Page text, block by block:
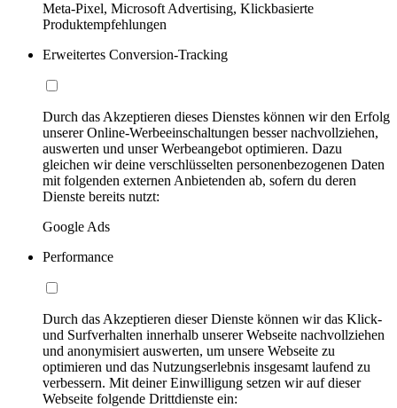
Meta-Pixel, Microsoft Advertising, Klickbasierte
Produktempfehlungen
Erweitertes Conversion-Tracking
Durch das Akzeptieren dieses Dienstes können wir den Erfolg
unserer Online-Werbeeinschaltungen besser nachvollziehen,
auswerten und unser Werbeangebot optimieren. Dazu
gleichen wir deine verschlüsselten personenbezogenen Daten
mit folgenden externen Anbietenden ab, sofern du deren
Dienste bereits nutzt:
Google Ads
Performance
Durch das Akzeptieren dieser Dienste können wir das Klick-
und Surfverhalten innerhalb unserer Webseite nachvollziehen
und anonymisiert auswerten, um unsere Webseite zu
optimieren und das Nutzungserlebnis insgesamt laufend zu
verbessern. Mit deiner Einwilligung setzen wir auf dieser
Webseite folgende Drittdienste ein: